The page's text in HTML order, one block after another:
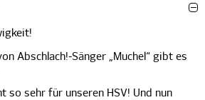
Abschlach!-Sänger „Muchel“ gibt es
so sehr für unseren HSV! Und nun